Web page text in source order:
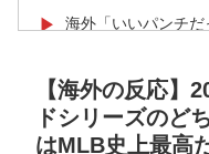
▶
海外「いいパンチ
▶
【MLB】ドジャー
→ 「まだまだ7.5ゲ
節に負けることが
【海外の反応】
ドシリーズのど
はMLB史上最高